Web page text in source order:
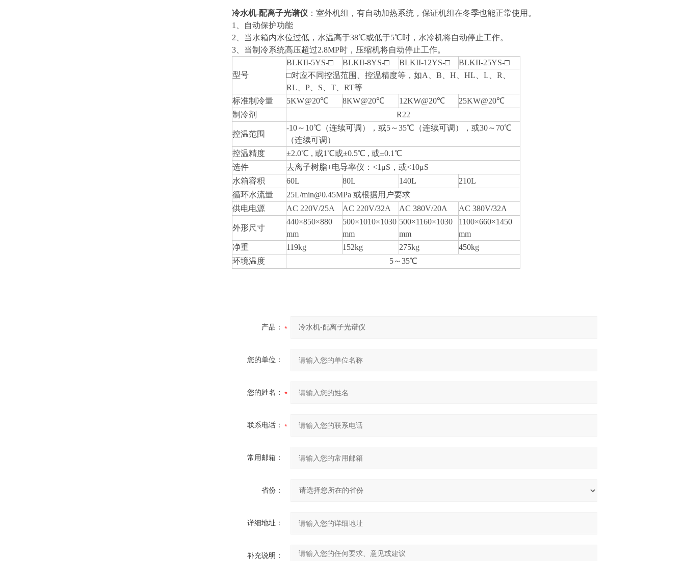
冷水机-配离子光谱仪 ：室外机组，有自动加热系统，保证机组在冬季也能正常使用。
1、自动保护功能
2、当水箱内水位过低，水温高于38℃或低于5℃时，水冷机将自动停止工作。
3、当制冷系统高压超过2.8MP时，压缩机将自动停止工作。
型号
BLKII-5YS-□ BLKII-8YS-□ BLKII-12YS-□
BLKII-25YS-□
□对应不同控温范围、控温精度等，如A、B、H、HL、L、R、
RL、P、S、T、RT等
标准制冷量
5KW@20℃ 8KW@20℃ 12KW@20℃
25KW@20℃
制冷剂
R22
控温范围
-10～10℃（连续可调），或5～35℃（连续可调），或30～70℃
（连续可调）
控温精度
±2.0℃ , 或1℃或±0.5℃ , 或±0.1℃
选件
去离子树脂+电导率仪：<1μS，或<10μS
水箱容积
60L 80L 140L
210L
循环水流量
25L/min@0.45MPa 或根据用户要求
供电电源
AC 220V/25A AC 220V/32A AC 380V/20A AC 380V/32A
外形尺寸
440×850×880
mm
500×1010×1030
mm
500×1160×1030
mm
1100×660×1450
mm
净重
119kg 152kg 275kg
450kg
环境温度
5～35℃
产品：
您的单位：
您的姓名：
联系电话：
常用邮箱：
省份：
详细地址：
补充说明：